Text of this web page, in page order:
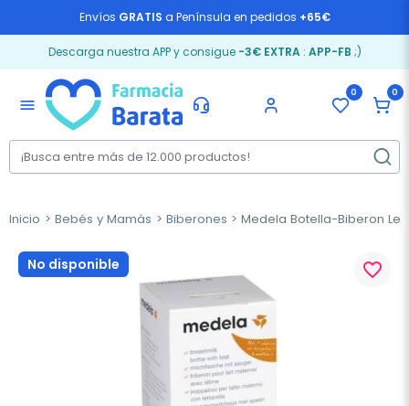
Envíos GRATIS a Península en pedidos +65€
Descarga nuestra APP y consigue -3€ EXTRA: APP-FB ;)
menu
0 0
Inicio Bebés y Mamás Biberones Medela Botella-Biberon
No disponible favorite_border